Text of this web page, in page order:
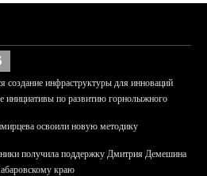
создание инфраструктуры для инноваций
инициативы по развитию горнолыжного
освоили новую методику
получила поддержку Дмитрия Демешина
краю